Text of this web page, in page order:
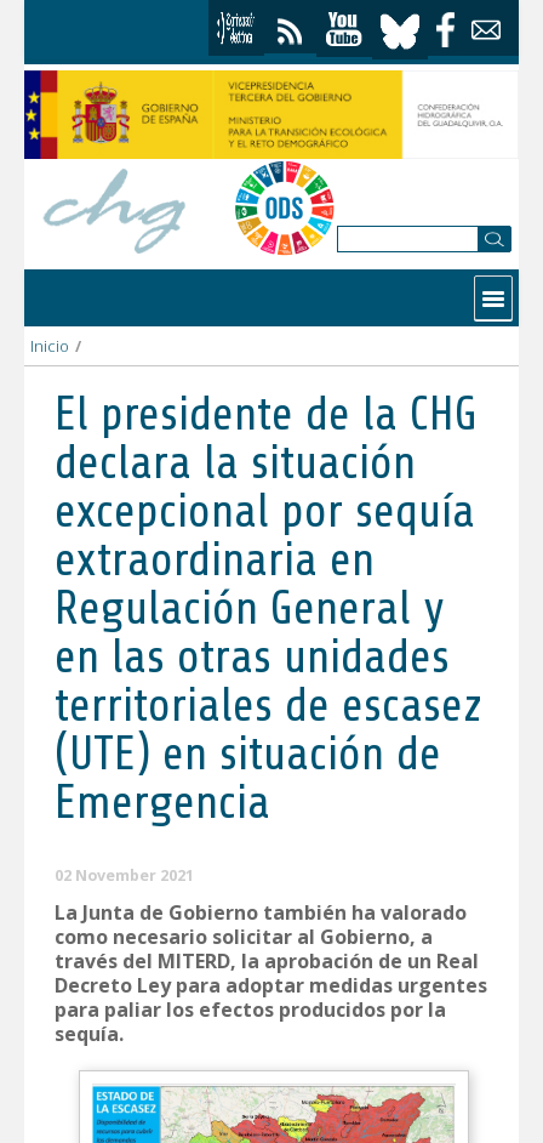
Contactar
Inicio /
El presidente de la CHG
declara la situación
excepcional por sequía
extraordinaria en
Regulación General y
en las otras unidades
territoriales de escasez
(UTE) en situación de
Emergencia
02 November 2021
La Junta de Gobierno también ha valorado
como necesario solicitar al Gobierno, a
través del MITERD, la aprobación de un Real
Decreto Ley para adoptar medidas urgentes
para paliar los efectos producidos por la
sequía.